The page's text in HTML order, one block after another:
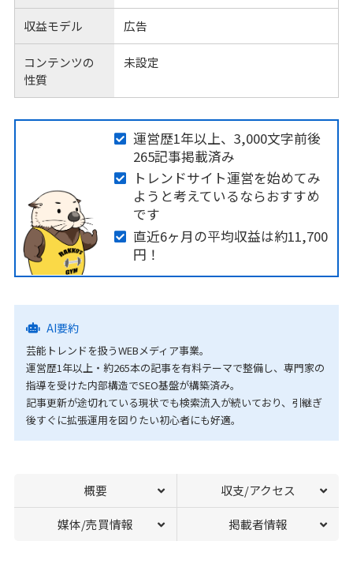
収益モデル 広告
コンテンツの
性質
未設定
運営歴1年以上、3,000文字前後
265記事掲載済み
トレンドサイト運営を始めてみ
ようと考えているならおすすめ
です
直近6ヶ月の平均収益は約11,700
円！
AI要約
芸能トレンドを扱うWEBメディア事業。
運営歴1年以上・約265本の記事を有料テーマで整備し、専門家の
指導を受けた内部構造でSEO基盤が構築済み。
記事更新が途切れている現状でも検索流入が続いており、引継ぎ
後すぐに拡張運用を図りたい初心者にも好適。
概要 収支/アクセス
媒体/売買情報 掲載者情報